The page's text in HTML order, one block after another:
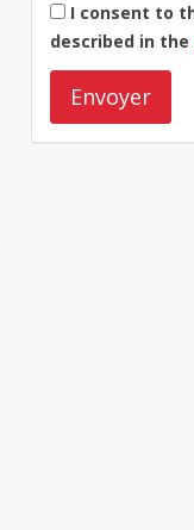
I consent to
described in the
Envoyer